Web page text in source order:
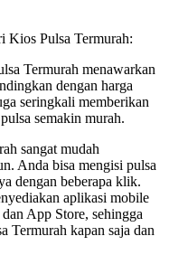
Kios Pulsa Termurah:
Termurah menawarkan
dengan harga
seringkali memberikan
semakin murah.
sangat mudah
Anda bisa mengisi pulsa
dengan beberapa klik.
aplikasi mobile
App Store, sehingga
Termurah kapan saja dan